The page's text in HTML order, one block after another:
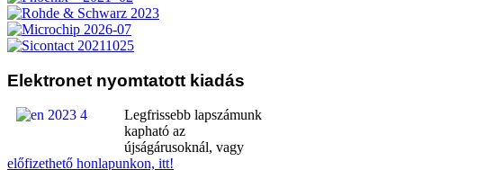
Elektronet nyomtatott kiadás
Legfrissebb lapszámunk
kapható az
újságárusoknál, vagy
előfizethető honlapunkon, itt!